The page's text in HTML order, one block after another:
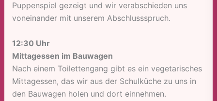
Puppenspiel gezeigt und wir verabschieden uns
voneinander mit unserem Abschlussspruch.
12:30 Uhr
Mittagessen im Bauwagen
Nach einem Toilettengang gibt es ein vegetarisches
Mittagessen, das wir aus der Schulküche zu uns in
den Bauwagen holen und dort einnehmen.